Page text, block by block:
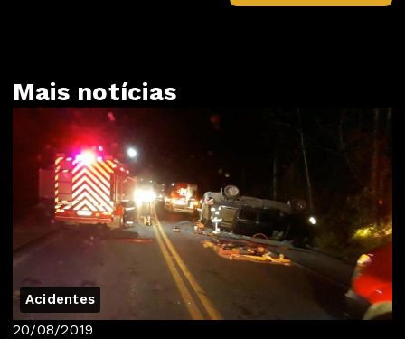
Mais notícias
Acidentes
20/08/2019